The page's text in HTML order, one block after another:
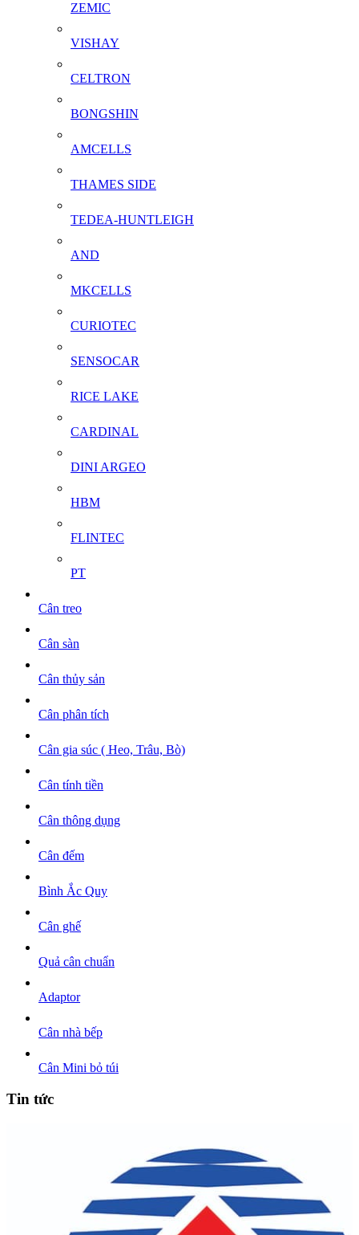
ZEMIC
VISHAY
CELTRON
BONGSHIN
AMCELLS
THAMES SIDE
TEDEA-HUNTLEIGH
AND
MKCELLS
CURIOTEC
SENSOCAR
RICE LAKE
CARDINAL
DINI ARGEO
HBM
FLINTEC
PT
Cân treo
Cân sàn
Cân thủy sản
Cân phân tích
Cân gia súc ( Heo, Trâu, Bò)
Cân tính tiền
Cân thông dụng
Cân đếm
Bình Ắc Quy
Cân ghế
Quả cân chuẩn
Adaptor
Cân nhà bếp
Cân Mini bỏ túi
Tin tức